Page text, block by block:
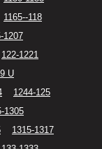
1165--118
1207
122-1221
U
1244-125
1305
1315-1317